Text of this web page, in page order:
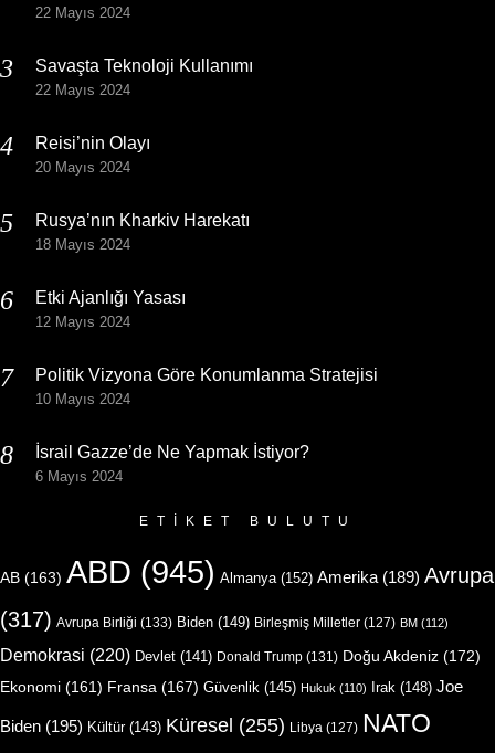
22 Mayıs 2024
Savaşta Teknoloji Kullanımı
22 Mayıs 2024
Reisi’nin Olayı
20 Mayıs 2024
Rusya’nın Kharkiv Harekatı
18 Mayıs 2024
Etki Ajanlığı Yasası
12 Mayıs 2024
Politik Vizyona Göre Konumlanma Stratejisi
10 Mayıs 2024
İsrail Gazze’de Ne Yapmak İstiyor?
6 Mayıs 2024
ETIKET BULUTU
AB (163) ABD (945) Almanya(152) Amerika (189) Avrupa
(317) Avrupa Birliği (133) Biden (149) Birleşmiş Milletler (127) BM (112)
Demokrasi (220) Devlet (141) Donald Trump (131) Doğu Akdeniz (172)
Ekonomi (161) Fransa (167) Güvenlik (145) Hukuk (110) Irak (148) Joe
Biden (195) Kültür(143) Küresel (255) Libya (127) NATO